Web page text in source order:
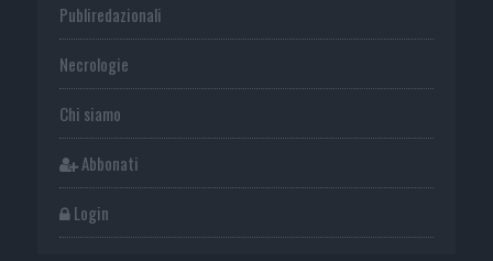
Publiredazionali
Necrologie
Chi siamo
Abbonati
Login